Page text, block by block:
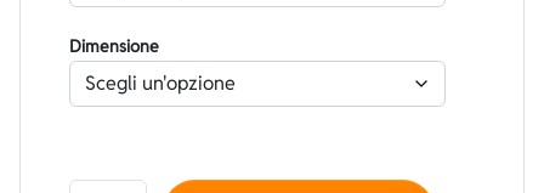
Dimensione